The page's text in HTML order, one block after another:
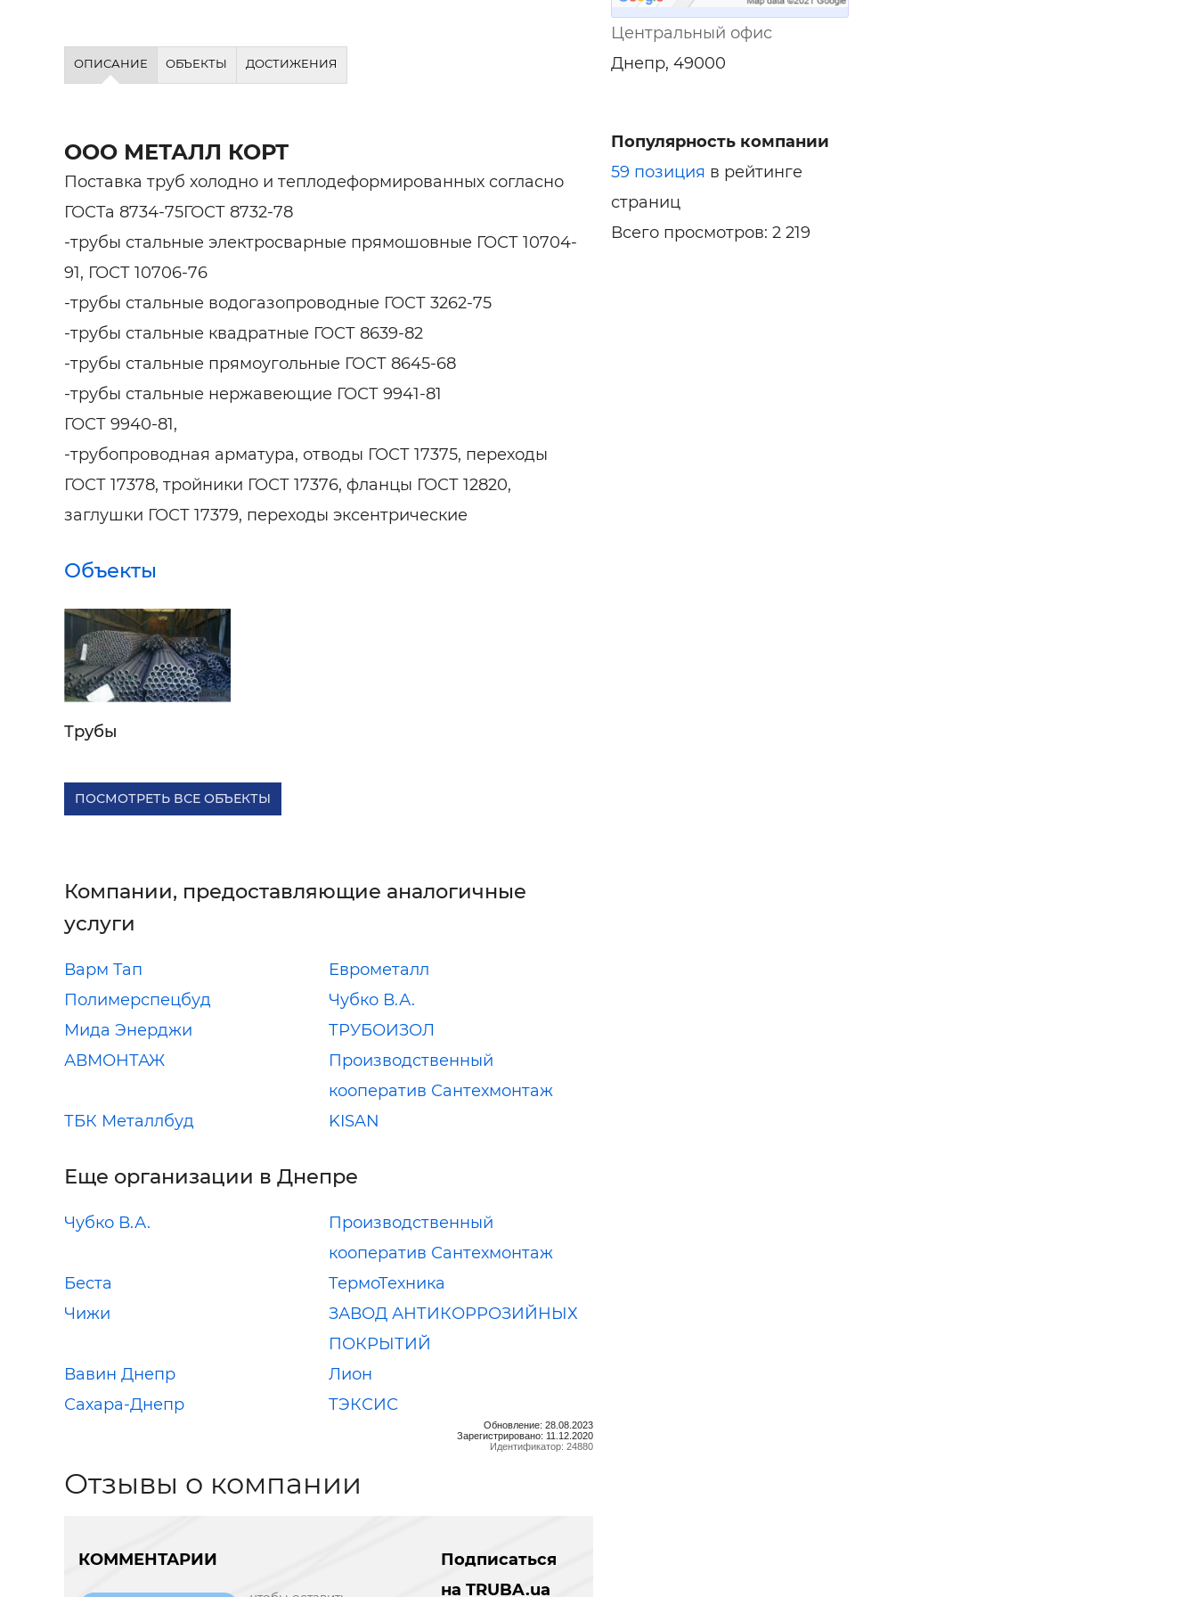
ОПИСАНИЕ ОБЪЕКТЫ ДОСТИЖЕНИЯ
ООО МЕТАЛЛ КОРТ
Поставка труб холодно и теплодеформированных согласно
ГОСТа 8734-75ГОСТ 8732-78
-трубы стальные электросварные прямошовные ГОСТ 10704-
91, ГОСТ 10706-76
-трубы стальные водогазопроводные ГОСТ 3262-75
-трубы стальные квадратные ГОСТ 8639-82
-трубы стальные прямоугольные ГОСТ 8645-68
-трубы стальные нержавеющие ГОСТ 9941-81
ГОСТ 9940-81,
-трубопроводная арматура, отводы ГОСТ 17375, переходы
ГОСТ 17378, тройники ГОСТ 17376, фланцы ГОСТ 12820,
заглушки ГОСТ 17379, переходы эксентрические
Объекты
Трубы
ПОСМОТРЕТЬ ВСЕ ОБЪЕКТЫ
Компании, предоставляющие аналогичные
услуги
Варм Тап
Еврометалл
Полимерспецбуд
Чубко В.А.
Мида Энерджи
ТРУБОИЗОЛ
АВМОНТАЖ
Производственный
кооператив Сантехмонтаж
ТБК Металлбуд
KISAN
Еще организации в Днепре
Чубко В.А.
Производственный
кооператив Сантехмонтаж
Беста
ТермоТехника
Чижи
ЗАВОД АНТИКОРРОЗИЙНЫХ
ПОКРЫТИЙ
Вавин Днепр
Лион
Сахара-Днепр
ТЭКСИС
Обновление: 28.08.2023
Зарегистрировано: 11.12.2020
Идентификатор: 24880
Отзывы о компании
КОММЕНТАРИИ
Подписаться
на TRUBA.ua
Центральный офис
Днепр, 49000
Популярность компании
59 позиция в рейтинге
страниц
Всего просмотров: 2 219